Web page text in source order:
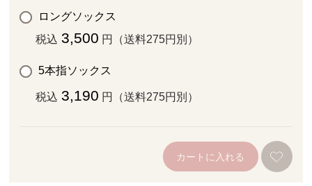
ロングソックス
税込 3,500 円（送料275円別）
5本指ソックス
税込 3,190 円（送料275円別）
カートに入れる